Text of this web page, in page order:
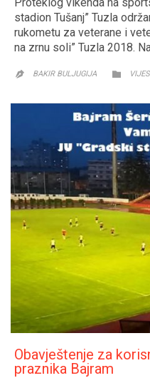
Proteklog vikenda na
stadion Tušanj” Tuzla
rukometu za veterane i
na zrnu soli” Tuzla 2018.
 BAKIR BULJUGIJA 
Obavještenje za
praznika Bajram